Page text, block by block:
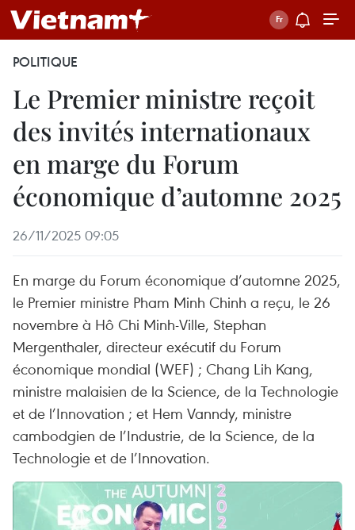
POLITIQUE
Le Premier ministre reçoit
des invités internationaux
en marge du Forum
économique d’automne 2025
26/11/2025 09:05
En marge du Forum économique d’automne 2025,
le Premier ministre Pham Minh Chinh a reçu, le 26
novembre à Hô Chi Minh-Ville, Stephan
Mergenthaler, directeur exécutif du Forum
économique mondial (WEF) ; Chang Lih Kang,
ministre malaisien de la Science, de la Technologie
et de l’Innovation ; et Hem Vanndy, ministre
cambodgien de l’Industrie, de la Science, de la
Technologie et de l’Innovation.